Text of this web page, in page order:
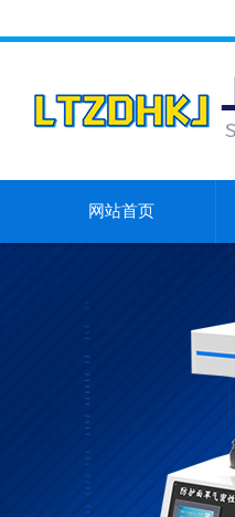
网站首页